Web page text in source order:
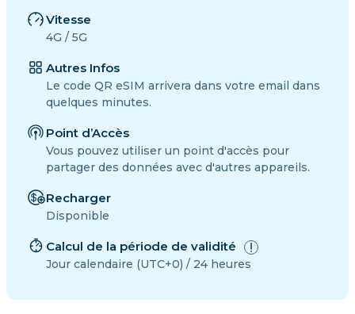
Vitesse
4G / 5G
Autres Infos
Le code QR eSIM arrivera dans votre email dans
quelques minutes.
Point d’Accès
Vous pouvez utiliser un point d'accès pour
partager des données avec d'autres appareils.
Recharger
Disponible
Calcul de la période de validité
Jour calendaire (UTC+0) / 24 heures